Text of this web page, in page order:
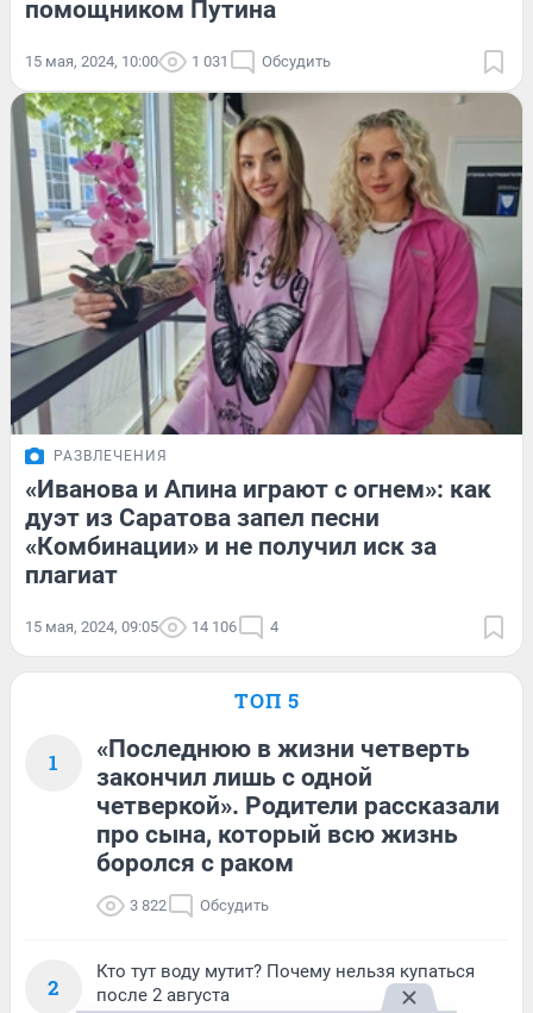
помощником Путина
15 мая, 2024, 10:00 1 031 Обсудить
РАЗВЛЕЧЕНИЯ
«Иванова и Апина играют с огнем»: как
дуэт из Саратова запел песни
«Комбинации» и не получил иск за
плагиат
15 мая, 2024, 09:05 14 106 4
ТОП 5
1
«Последнюю в жизни четверть
закончил лишь с одной
четверкой». Родители рассказали
про сына, который всю жизнь
боролся с раком
3 822 Обсудить
2
Кто тут воду мутит? Почему нельзя купаться
после 2 августа